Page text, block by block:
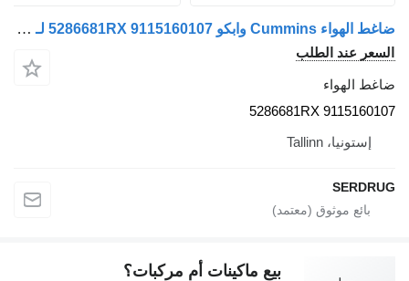
ضاغط الهواء Cummins وابكو 9115160107 5286681RX لـ الباصات WABCO
السعر عند الطلب
ضاغط الهواء
9115160107 5286681RX
إستونيا، Tallinn
SERDRUG
بيع ماكينات أم مركبات؟